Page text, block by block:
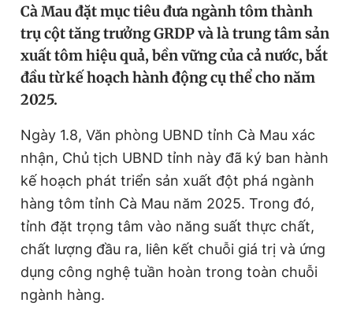
Video Magazine
Sản phẩm khác
Tiện ích Bạn cần biết
Thông tin tòa soạn Liên hệ quảng cáo
Đọc Thanh Niên trên điện thoại
Cà Mau đặt mục tiêu đưa ngành tôm thành
trụ cột tăng trưởng GRDP và là trung tâm sản
xuất tôm hiệu quả, bền vững của cả nước, bắt
đầu từ kế hoạch hành động cụ thể cho năm
2025.
Ngày 1.8, Văn phòng UBND tỉnh Cà Mau xác
nhận, Chủ tịch UBND tỉnh này đã ký ban hành
kế hoạch phát triển sản xuất đột phá ngành
hàng tôm tỉnh Cà Mau năm 2025. Trong đó,
tỉnh đặt trọng tâm vào năng suất thực chất,
chất lượng đầu ra, liên kết chuỗi giá trị và ứng
dụng công nghệ tuần hoàn trong toàn chuỗi
ngành hàng.